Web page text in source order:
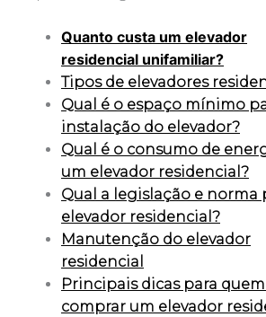
Quanto custa um elevador
residencial unifamiliar?
Tipos de elevadores
Qual é o espaço mínimo
instalação do elevador?
Qual é o consumo de
um elevador residencial?
Qual a legislação e norma
elevador residencial?
Manutenção do elevador
residencial
Principais dicas para quem
comprar um elevador